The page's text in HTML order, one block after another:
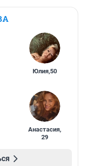
Юлия,50
Анастасия,
29